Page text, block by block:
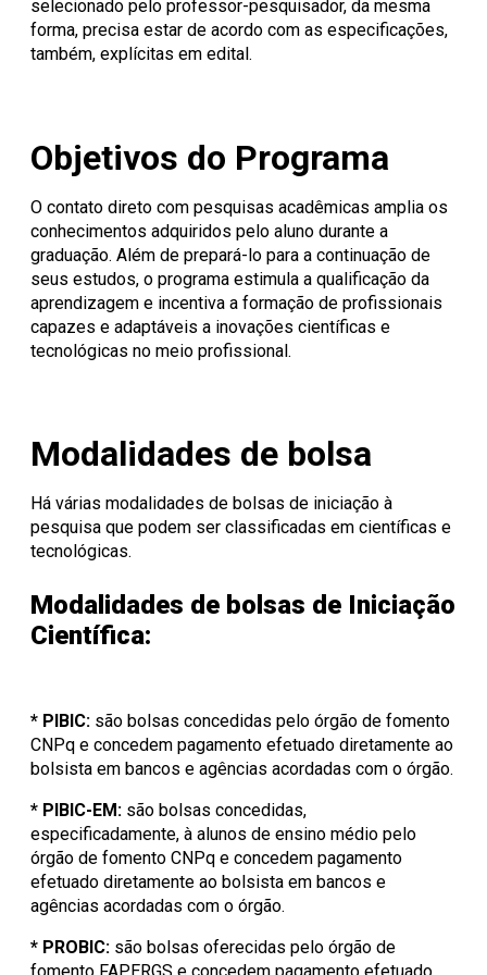
selecionado pelo professor-pesquisador, da mesma
forma, precisa estar de acordo com as especificações,
também, explícitas em edital.
Objetivos do Programa
O contato direto com pesquisas acadêmicas amplia os
conhecimentos adquiridos pelo aluno durante a
graduação. Além de prepará-lo para a continuação de
seus estudos, o programa estimula a qualificação da
aprendizagem e incentiva a formação de profissionais
capazes e adaptáveis a inovações científicas e
tecnológicas no meio profissional.
Modalidades de bolsa
Há várias modalidades de bolsas de iniciação à
pesquisa que podem ser classificadas em científicas e
tecnológicas.
Modalidades de bolsas de Iniciação
Científica:
* PIBIC: são bolsas concedidas pelo órgão de fomento
CNPq e concedem pagamento efetuado diretamente ao
bolsista em bancos e agências acordadas com o órgão.
* PIBIC-EM: são bolsas concedidas,
especificadamente, à alunos de ensino médio pelo
órgão de fomento CNPq e concedem pagamento
efetuado diretamente ao bolsista em bancos e
agências acordadas com o órgão.
* PROBIC: são bolsas oferecidas pelo órgão de